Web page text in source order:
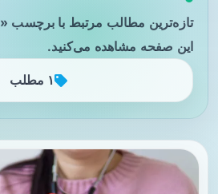
این صفحه مشاهده می‌کنید.
۱ مطلب